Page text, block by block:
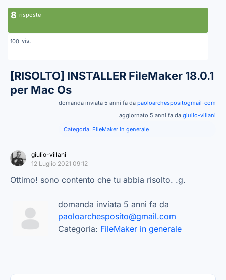
8 risposte
100 vis.
[RISOLTO] INSTALLER FileMaker 18.0.1
per Mac Os
domanda inviata 5 anni fa da paoloarchespositogmail-com
aggiornato 5 anni fa da giulio-villani
Categoria: FileMaker in generale
giulio-villani
12 Luglio 2021 09:12
Ottimo! sono contento che tu abbia risolto. .g.
domanda inviata 5 anni fa da
paoloarchesposito@gmail.com
Categoria: FileMaker in generale